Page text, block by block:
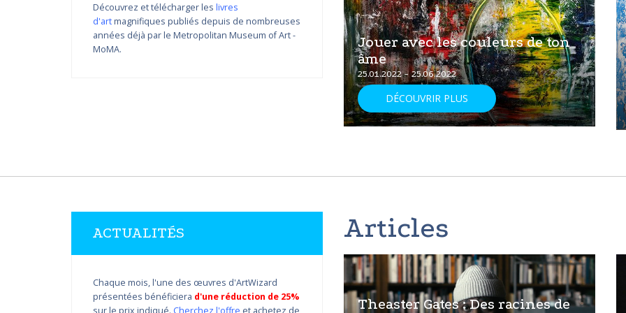
Découvrez et télécharger les livres
d'artmagnifiques publiés depuis de nombreuses
années déjà par le Metropolitan Museum of Art -
MoMA.
Variations de couleur de
Nikolay Yanakiev I
Jouer avec les couleurs de ton
âme
25.01.2022 - 25.06.2022
DÉCOUVRIR PLUS
ACTUALITÉS
Chaque mois, l'une des œuvres d'ArtWizard
présentées bénéficiera d'une réduction de 25%
Articles
Theaster Gates : Des racines de